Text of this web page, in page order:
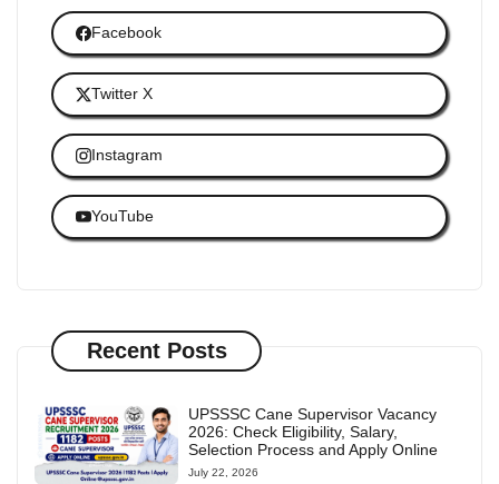
Facebook
Twitter X
Instagram
YouTube
Recent Posts
UPSSSC Cane Supervisor Vacancy
2026: Check Eligibility, Salary,
Selection Process and Apply Online
July 22, 2026